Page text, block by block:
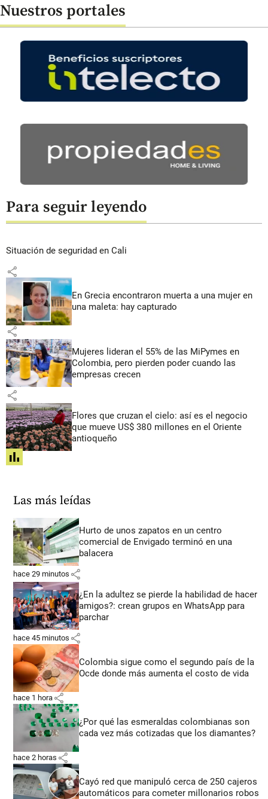
Nuestros portales
Para seguir leyendo
Situación de seguridad en Cali
share
En Grecia encontraron muerta a una mujer en
una maleta: hay capturado
share
Mujeres lideran el 55% de las MiPymes en
Colombia, pero pierden poder cuando las
empresas crecen
share
Flores que cruzan el cielo: así es el negocio
que mueve US$ 380 millones en el Oriente
antioqueño
share
Las más leídas
Hurto de unos zapatos en un centro
comercial de Envigado terminó en una
balacera
hace 29 minutos share
¿En la adultez se pierde la habilidad de hacer
amigos?: crean grupos en WhatsApp para
parchar
hace 45 minutos share
Colombia sigue como el segundo país de la
Ocde donde más aumenta el costo de vida
hace 1 hora share
¿Por qué las esmeraldas colombianas son
cada vez más cotizadas que los diamantes?
hace 2 horas share
Cayó red que manipuló cerca de 250 cajeros
automáticos para cometer millonarios robos